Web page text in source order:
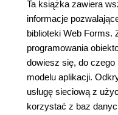
Ta książka zawiera
informacje
biblioteki Web Forms.
programowania
dowiesz się, do czego
modelu aplikacji.
usługę sieciową z
korzystać z baz